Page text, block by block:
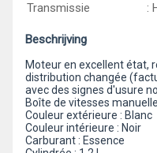
Transmissie
:
Beschrijving
Moteur en excellent état,
distribution changée
avec des signes d'usure
Boîte de vitesses manuelle
Couleur extérieure : Blanc
Couleur intérieure : Noir
Carburant : Essence